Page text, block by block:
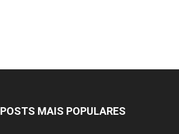
POSTS MAIS POPULARES